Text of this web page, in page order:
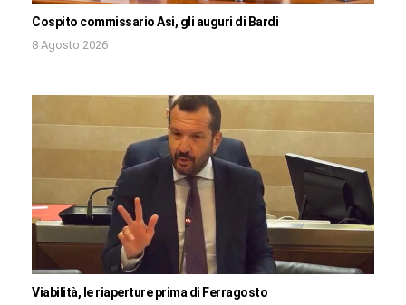
Cospito commissario Asi, gli auguri di Bardi
8 Agosto 2026
Viabilità, le riaperture prima di Ferragosto